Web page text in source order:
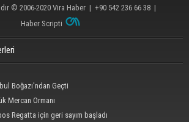
© 2006-2020Vira Haber | +90 542 236 66 38 |
Haber Scripti
Boğazı'ndan Geçti
Mercan Ormanı
Regatta için geri sayım başladı